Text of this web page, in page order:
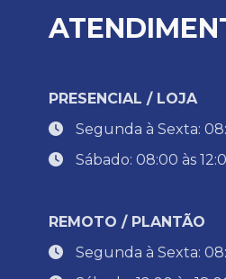
PRESENCIAL / LOJA
Segunda à Sexta:
Sábado: 08:00 às
REMOTO / PLANTÃO
Segunda à Sexta: